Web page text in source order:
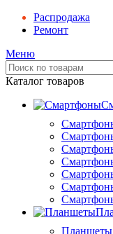
Распродажа
Ремонт
Меню
Каталог товаров